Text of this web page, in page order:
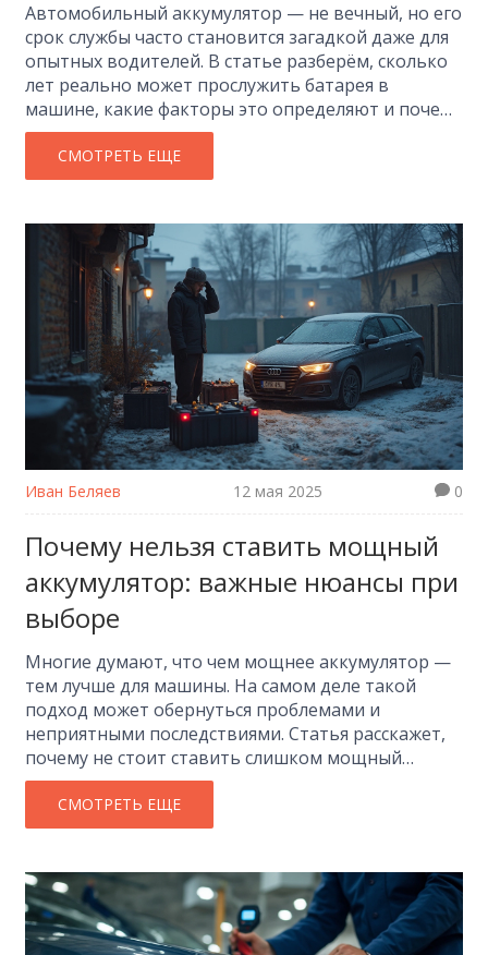
Автомобильный аккумулятор — не вечный, но его
срок службы часто становится загадкой даже для
опытных водителей. В статье разберём, сколько
лет реально может прослужить батарея в
машине, какие факторы это определяют и почему
одна батарея 'умирает' через три года, а другая
держится до шести. На простом примере
расскажем, как не проморгать первые признаки
простыми советами по выбору аккумулятора.
СМОТРЕТЬ ЕЩЕ
Иван Беляев 12 мая 2025 0
Почему нельзя ставить мощный
аккумулятор: важные нюансы при
выборе
Многие думают, что чем мощнее аккумулятор —
тем лучше для машины. На самом деле такой
подход может обернуться проблемами и
неприятными последствиями. Статья расскажет,
почему не стоит ставить слишком мощный
аккумулятор, какие подводные камни можно
встретить и как действительно правильно
подобрать батарею под свой автомобиль.
избежать лишних трат и проблем.
СМОТРЕТЬ ЕЩЕ